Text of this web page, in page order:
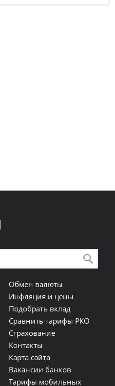
Обмен валюты
Инфляция и цены
Подобрать вклад
Сравнить тарифы РКО
Страхование
Контакты
Карта сайта
Вакансии банков
Тарифы мобильных